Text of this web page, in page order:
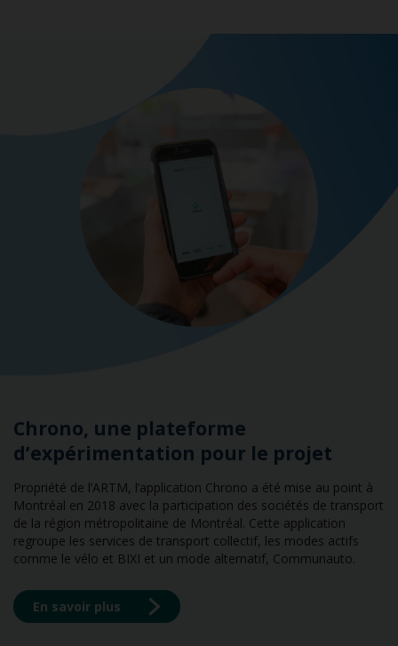
Chrono, une plateforme
d’expérimentation pour le projet
Propriété de l’ARTM, l’application Chrono a été mise au point à
Montréal en 2018 avec la participation des sociétés de transport
de la région métropolitaine de Montréal. Cette application
regroupe les services de transport collectif, les modes actifs
comme le vélo et BIXI et un mode alternatif, Communauto.
En savoir plus